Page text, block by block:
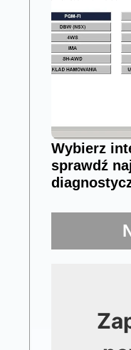
Wybierz
sprawdź